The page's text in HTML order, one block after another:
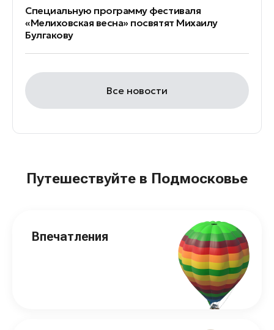
Специальную программу фестиваля
«Мелиховская весна» посвятят Михаилу
Булгакову
Все новости
Путешествуйте в Подмосковье
Впечатления